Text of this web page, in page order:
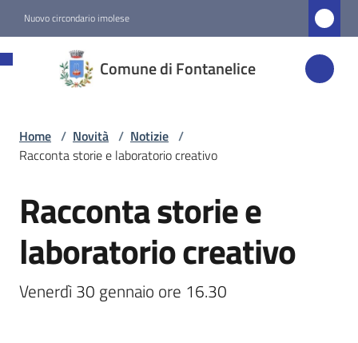
Nuovo circondario imolese
Comune di Fontanelice
Fontanelice
Amministrazione
Menu selezionato
Servizi
Vivere
Home / Novità / Notizie /
Racconta storie e laboratorio creativo
Salta al contenuto
Racconta storie e
laboratorio creativo
Venerdì 30 gennaio ore 16.30